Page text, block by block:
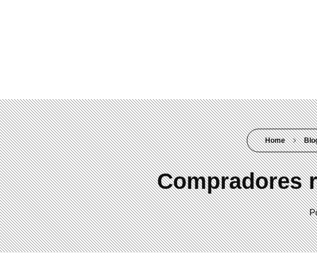
Home
Compradores